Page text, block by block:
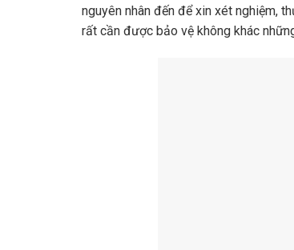
nguyên nhân đến để xin xét nghiệm,
rất cần được bảo vệ không khác